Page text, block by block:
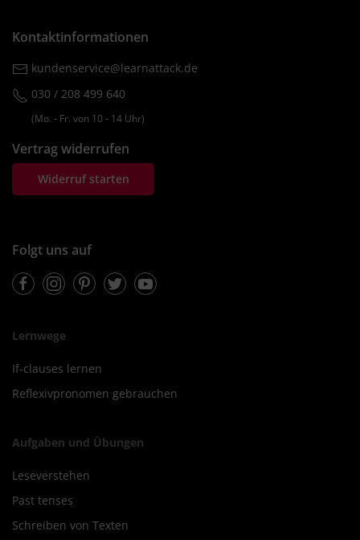
Kontaktinformationen
kundenservice@learnattack.de
030 / 208 499 640
(Mo. ‐ Fr. von 10 ‐ 14 Uhr)
Vertrag widerrufen
Widerruf starten
Folgt uns auf
FacebookInstagramPinterestTwitterYoutube
Lernwege
If-clauses lernen
Reflexivpronomen gebrauchen
Aufgaben und Übungen
Leseverstehen
Past tenses
Schreiben von Texten